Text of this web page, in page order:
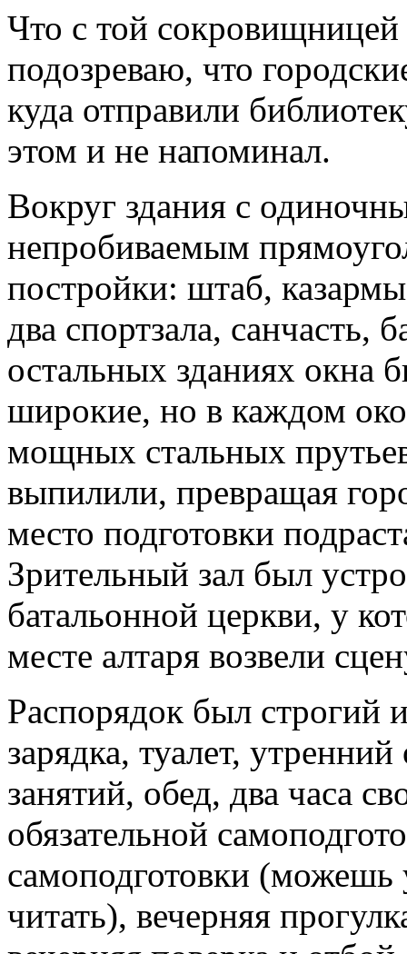
Что с той
подозреваю, что
куда отправили
этом и не напоминал.
Вокруг здания с
непробиваемым
постройки: штаб,
два спортзала, санчасть,
остальных зданиях окна
широкие, но в каждом
мощных стальных
выпилили, превращая
место подготовки
Зрительный зал был
батальонной церкви, у
месте алтаря возвели
Распорядок был строгий
зарядка, туалет,
занятий, обед, два часа
обязательной
самоподготовки
читать), вечерняя